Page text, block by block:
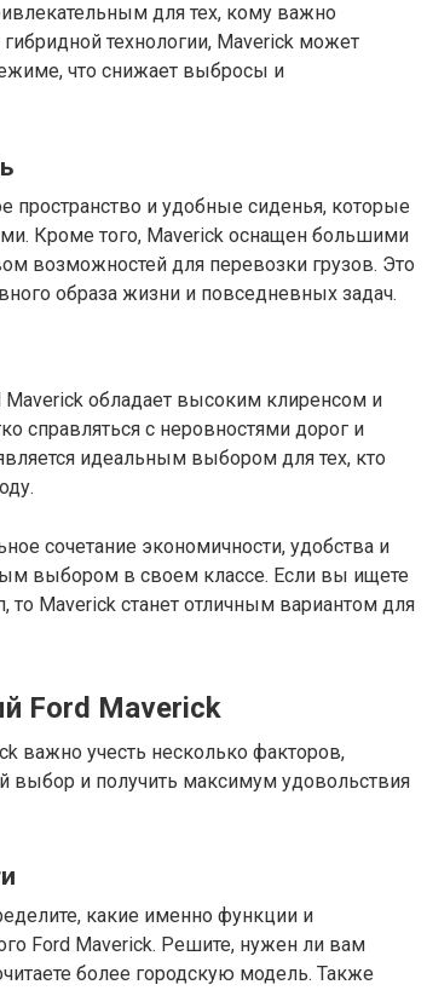
для тех, кому важно
гибридной технологии, Maverick может
что снижает выбросы и
пространство и удобные сиденья, которые
Кроме того, Maverick оснащен большими
возможностей для перевозки грузов. Это
образа жизни и повседневных задач.
Maverick обладает высоким клиренсом и
справляться с неровностями дорог и
идеальным выбором для тех, кто
сочетание экономичности, удобства и
выбором в своем классе. Если вы ищете
Maverick станет отличным вариантом для
Ford Maverick
важно учесть несколько факторов,
выбор и получить максимум удовольствия
какие именно функции и
Ford Maverick. Решите, нужен ли вам
более городскую модель. Также